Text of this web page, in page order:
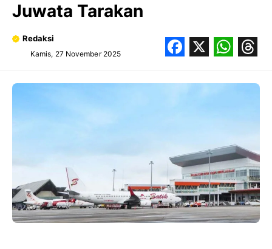
Juwata Tarakan
Redaksi
Kamis, 27 November 2025